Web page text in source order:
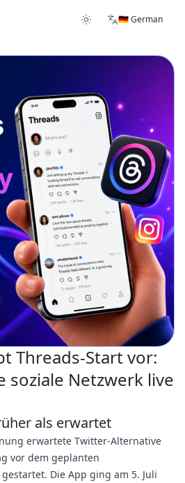
🇩🇪 German
Threads-Start vor:
soziale Netzwerk live
als erwartet
erwartete Twitter-Alternative
vor dem geplanten
Die App ging am 5. Juli